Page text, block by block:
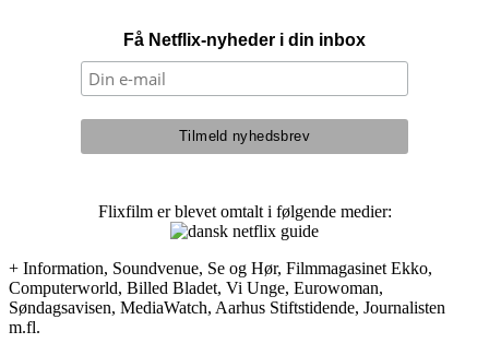
Få Netflix-nyheder i din inbox
Flixfilm er blevet omtalt i følgende medier:
+ Information, Soundvenue, Se og Hør, Filmmagasinet Ekko,
Computerworld, Billed Bladet, Vi Unge, Eurowoman,
Søndagsavisen, MediaWatch, Aarhus Stiftstidende, Journalisten
m.fl.